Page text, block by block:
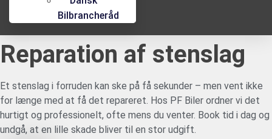
Bilbrancheråd
Reparation af stenslag
Et stenslag i forruden kan ske på få sekunder – men vent ikke
for længe med at få det repareret. Hos PF Biler ordner vi det
hurtigt og professionelt, ofte mens du venter. Book tid i dag og
undgå, at en lille skade bliver til en stor udgift.